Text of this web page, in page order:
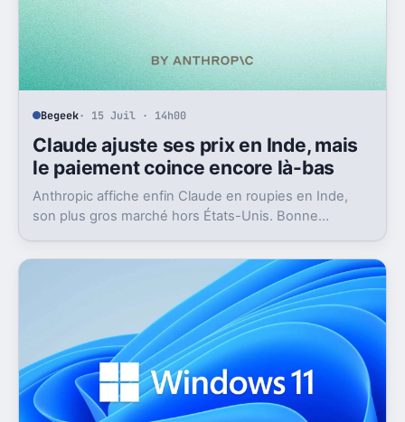
Begeek· 15 Juil · 14h00
Claude ajuste ses prix en Inde, mais
le paiement coince encore là-bas
Anthropic affiche enfin Claude en roupies en Inde,
son plus gros marché hors États-Unis. Bonne
abonnements.